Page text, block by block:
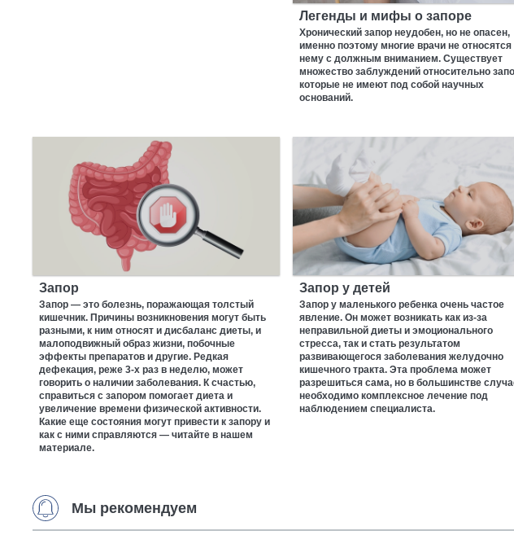
Легенды и мифы о запоре
Хронический запор неудобен, но не опасен,
именно поэтому многие врачи не относятся
нему с должным вниманием. Существует
множество заблуждений относительно
которые не имеют под собой научных
оснований.
Запор
Запор — это болезнь, поражающая толстый
кишечник. Причины возникновения могут быть
разными, к ним относят и дисбаланс диеты, и
малоподвижный образ жизни, побочные
эффекты препаратов и другие. Редкая
дефекация, реже 3-х раз в неделю, может
говорить о наличии заболевания. К счастью,
справиться с запором помогает диета и
увеличение времени физической активности.
Какие еще состояния могут привести к запору и
как с ними справляются — читайте в нашем
материале.
Запор у детей
Запор у маленького ребенка очень частое
явление. Он может возникать как из-за
неправильной диеты и эмоционального
стресса, так и стать результатом
развивающегося заболевания желудочно
кишечного тракта. Эта проблема может
разрешиться сама, но в большинстве
необходимо комплексное лечение под
наблюдением специалиста.
Мы рекомендуем